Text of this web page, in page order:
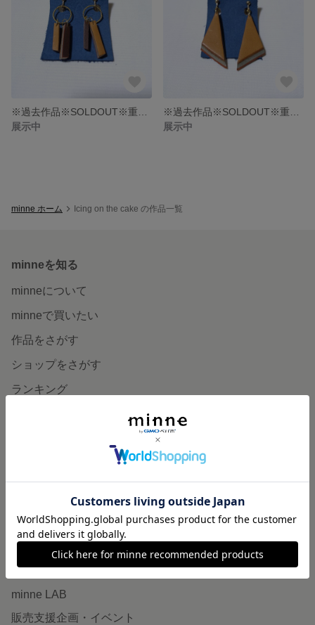
展示中
展示中
minne ホーム Icing on the cake の作品一覧
minneを知る
minneについて
minneで買いたい
作品をさがす
ショップをさがす
ランキング
ヴィンテージ販売
ダウンロード販売
minne LAB
販売支援企画・イベント